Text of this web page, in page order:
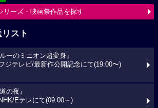
リーズ・映画祭作品を探す
スト
ーのミニオン超変身』
ジテレビ/最新作公開記念にて(19:00〜)
の夜』
Eテレにて(09:00～)